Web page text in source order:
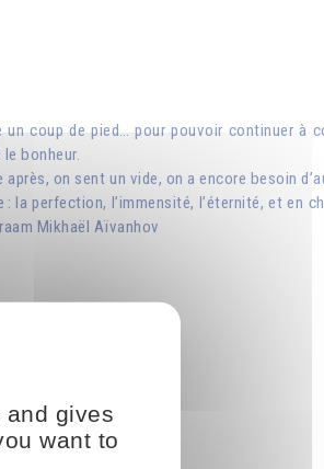
coup de pied… pour pouvoir continuer à
bonheur.
on sent un vide, on a encore besoin
perfection, l’immensité, l’éternité, et en
Mikhaël Aïvanhov
gives
want to